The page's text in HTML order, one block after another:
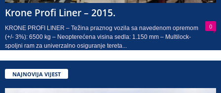
Krone Profi Liner – 2015.
0
KRONE PROFI LINER – Težina praznog vozila sa navedenom opremom
(+/- 3%): 6500 kg – Neopterećena visina sedla: 1.150 mm – Multilock-
spoljni ram za univerzalno osiguranje tereta...
NAJNOVIJA VIJEST